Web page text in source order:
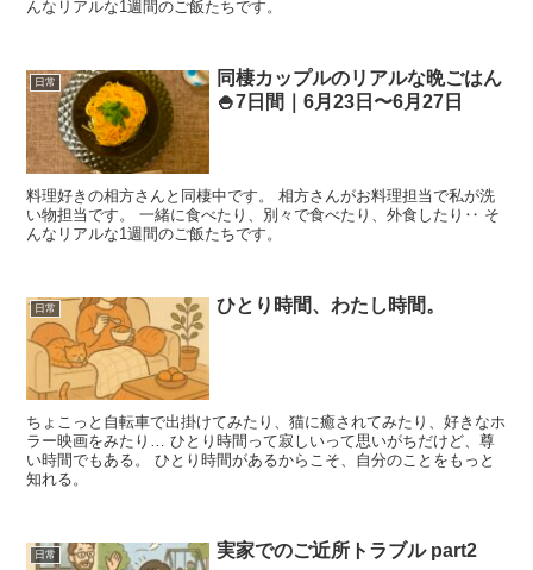
んなリアルな1週間のご飯たちです。
日常
同棲カップルのリアルな晩ごはん
🍚7日間｜6月23日〜6月27日
料理好きの相方さんと同棲中です。 相方さんがお料理担当で私が洗
い物担当です。 一緒に食べたり、別々で食べたり、外食したり‥ そ
んなリアルな1週間のご飯たちです。
日常 ひとり時間、わたし時間。
ちょこっと自転車で出掛けてみたり、猫に癒されてみたり、好きなホ
ラー映画をみたり… ひとり時間って寂しいって思いがちだけど、尊
い時間でもある。 ひとり時間があるからこそ、自分のことをもっと
知れる。
日常 実家でのご近所トラブル part2